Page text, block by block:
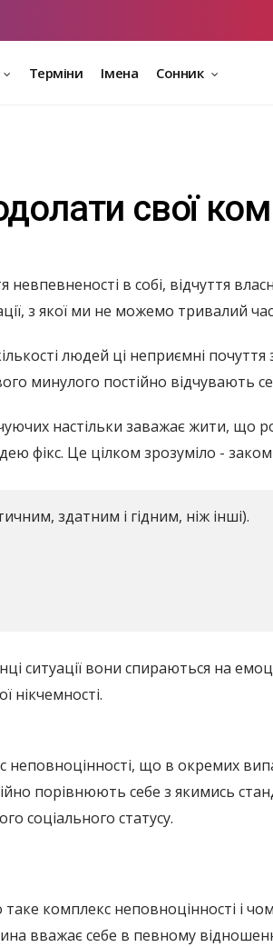
Терміни Імена Сонник
свої
в собі, відчуття
з якої ми не можемо тривалий
людей ці неприємні
минулого постійно відчувають
настільки заважає жити, що
фікс. Це цілком зрозуміло -
здатним і гідним, ніж інші).
ситуації вони спираються на
нікчемності.
що в окремих
порівнюють себе з якимись
соціального статусу.
комплекс неповноцінності і
вважає себе в певному